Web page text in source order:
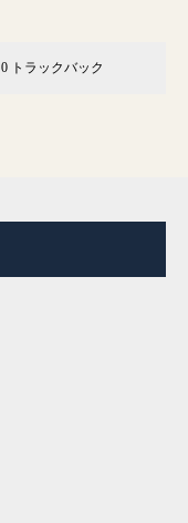
0 トラックバック